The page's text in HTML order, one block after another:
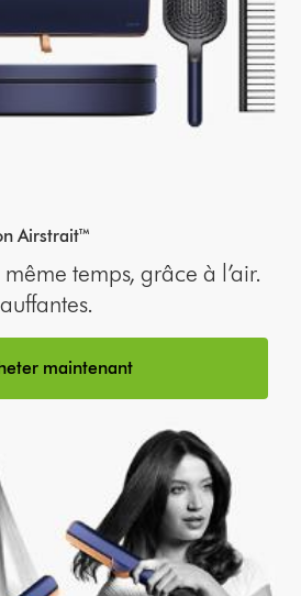
Airstrait™
temps, grâce à l’air.
maintenant